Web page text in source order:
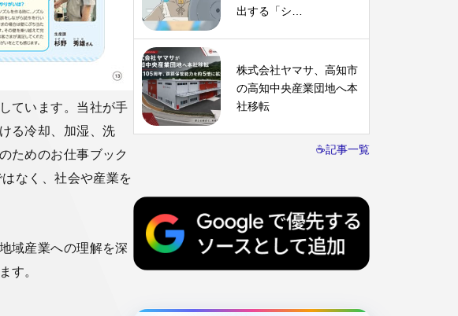
ています。当社が手
る冷却、加湿、洗
ためのお仕事ブック
なく、社会や産業を
域産業への理解を深
す。
出する「シ…
株式会社ヤマサ、高知市
の高知中央産業団地へ本
社移転
☕記事一覧